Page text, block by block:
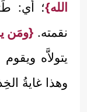
الله}؛ أي:
نقمته. {ومَن
يتولاَّه
وهذا غايةُ